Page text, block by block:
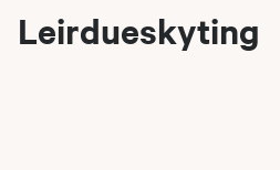
Leirdueskyting